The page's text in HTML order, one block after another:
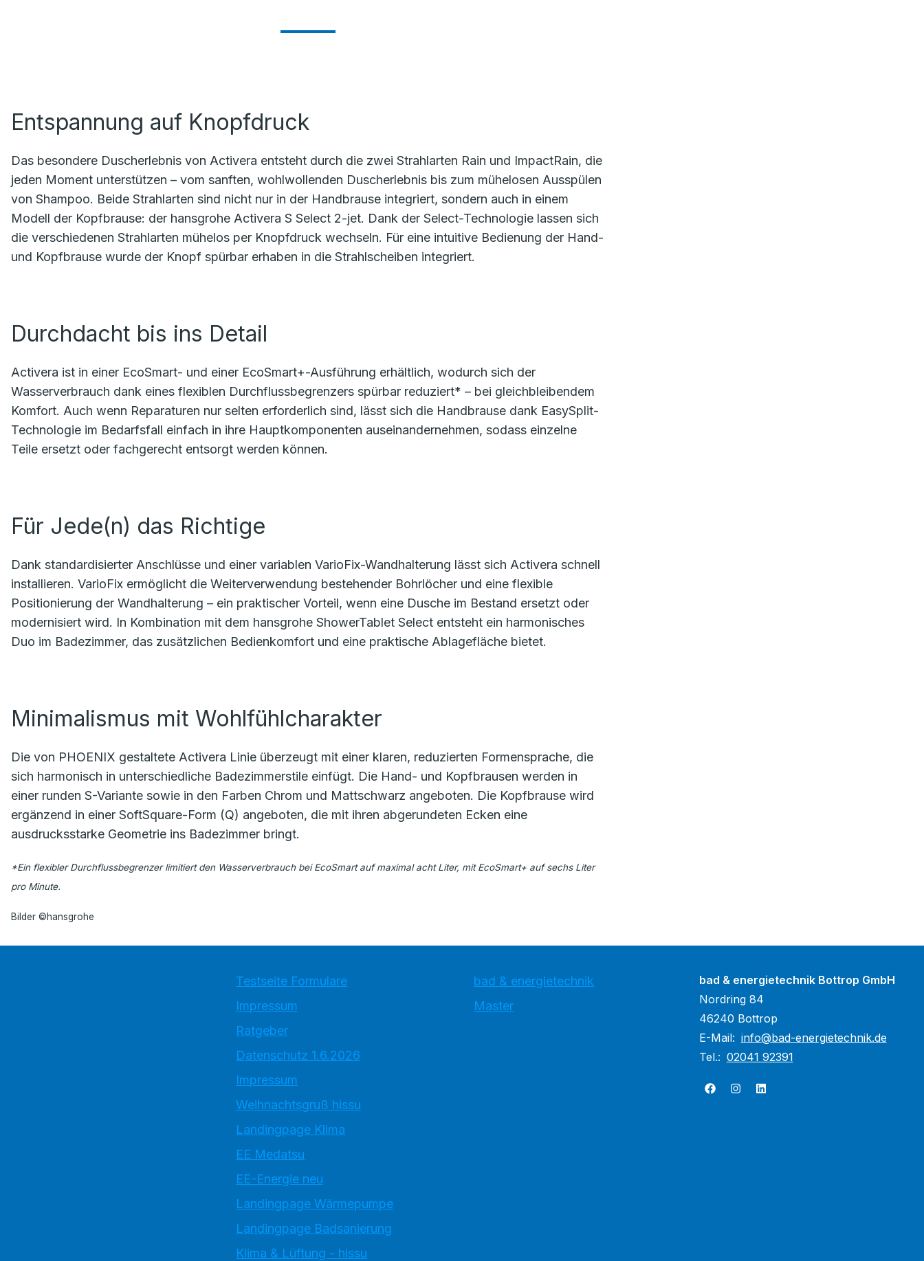
Entspannung auf Knopfdruck
Das besondere Duscherlebnis von Activera entsteht durch die zwei Strahlarten Rain und ImpactRain, die
jeden Moment unterstützen – vom sanften, wohlwollenden Duscherlebnis bis zum mühelosen Ausspülen
von Shampoo. Beide Strahlarten sind nicht nur in der Handbrause integriert, sondern auch in einem
Modell der Kopfbrause: der hansgrohe Activera S Select 2-jet. Dank der Select-Technologie lassen sich
die verschiedenen Strahlarten mühelos per Knopfdruck wechseln. Für eine intuitive Bedienung der Hand-
und Kopfbrause wurde der Knopf spürbar erhaben in die Strahlscheiben integriert.
Durchdacht bis ins Detail
Activera ist in einer EcoSmart- und einer EcoSmart+-Ausführung erhältlich, wodurch sich der
Wasserverbrauch dank eines flexiblen Durchflussbegrenzers spürbar reduziert* – bei gleichbleibendem
Komfort. Auch wenn Reparaturen nur selten erforderlich sind, lässt sich die Handbrause dank EasySplit-
Technologie im Bedarfsfall einfach in ihre Hauptkomponenten auseinandernehmen, sodass einzelne
Teile ersetzt oder fachgerecht entsorgt werden können.
Für Jede(n) das Richtige
Dank standardisierter Anschlüsse und einer variablen VarioFix-Wandhalterung lässt sich Activera schnell
installieren. VarioFix ermöglicht die Weiterverwendung bestehender Bohrlöcher und eine flexible
Positionierung der Wandhalterung – ein praktischer Vorteil, wenn eine Dusche im Bestand ersetzt oder
modernisiert wird. In Kombination mit dem hansgrohe ShowerTablet Select entsteht ein harmonisches
Duo im Badezimmer, das zusätzlichen Bedienkomfort und eine praktische Ablagefläche bietet.
Minimalismus mit Wohlfühlcharakter
Die von PHOENIX gestaltete Activera Linie überzeugt mit einer klaren, reduzierten Formensprache, die
sich harmonisch in unterschiedliche Badezimmerstile einfügt. Die Hand- und Kopfbrausen werden in
einer runden S-Variante sowie in den Farben Chrom und Mattschwarz angeboten. Die Kopfbrause wird
ergänzend in einer SoftSquare-Form (Q) angeboten, die mit ihren abgerundeten Ecken eine
ausdrucksstarke Geometrie ins Badezimmer bringt.
*Ein flexibler Durchflussbegrenzer limitiert den Wasserverbrauch bei EcoSmart auf maximal acht Liter, mit EcoSmart+ auf sechs Liter
pro Minute.
Bilder ©hansgrohe
Testseite Formulare
Impressum
Ratgeber
Datenschutz 1.6.2026
Impressum
Weihnachtsgruß hissu
Landingpage Klima
EE Medatsu
EE-Energie neu
Landingpage Wärmepumpe
Landingpage Badsanierung
Klima & Lüftung - hissu
bad & energietechnik
Master
bad & energietechnik Bottrop GmbH
Nordring 84
46240 Bottrop
E-Mail: info@bad-energietechnik.de
Tel.: 02041 92391